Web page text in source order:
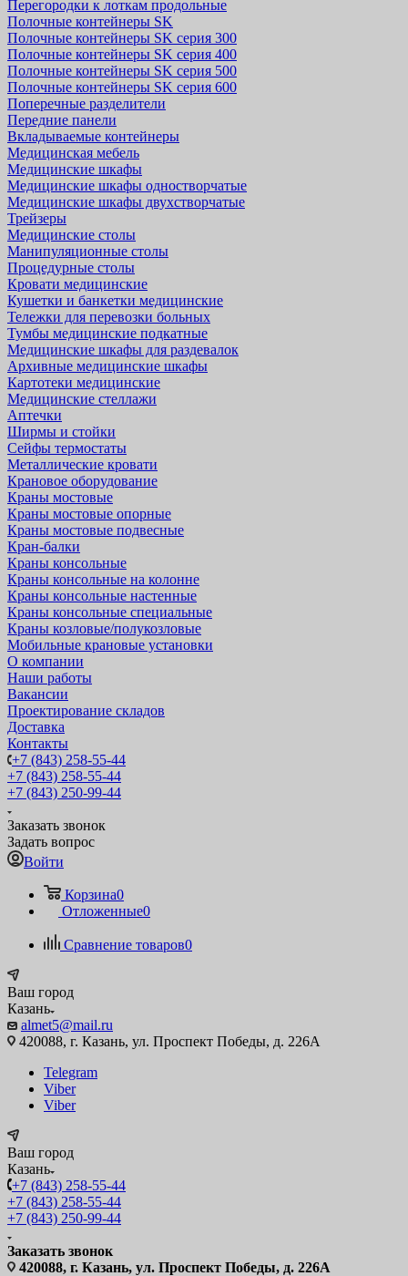
Перегородки к лоткам продольные
Полочные контейнеры SK
Полочные контейнеры SK серия 300
Полочные контейнеры SK серия 400
Полочные контейнеры SK серия 500
Полочные контейнеры SK серия 600
Поперечные разделители
Передние панели
Вкладываемые контейнеры
Медицинская мебель
Медицинские шкафы
Медицинские шкафы одностворчатые
Медицинские шкафы двухстворчатые
Трейзеры
Медицинские столы
Манипуляционные столы
Процедурные столы
Кровати медицинские
Кушетки и банкетки медицинские
Тележки для перевозки больных
Тумбы медицинские подкатные
Медицинские шкафы для раздевалок
Архивные медицинские шкафы
Картотеки медицинские
Медицинские стеллажи
Аптечки
Ширмы и стойки
Сейфы термостаты
Металлические кровати
Крановое оборудование
Краны мостовые
Краны мостовые опорные
Краны мостовые подвесные
Кран-балки
Краны консольные
Краны консольные на колонне
Краны консольные настенные
Краны консольные специальные
Краны козловые/полукозловые
Мобильные крановые установки
О компании
Наши работы
Вакансии
Проектирование складов
Доставка
Контакты
+7 (843) 258-55-44
+7 (843) 258-55-44
+7 (843) 250-99-44
Заказать звонок
Задать вопрос
Войти
Корзина0
Отложенные0
Сравнение товаров0
Ваш город
Казань
almet5@mail.ru
420088, г. Казань, ул. Проспект Победы, д. 226А
Telegram
Viber
Viber
Ваш город
Казань
+7 (843) 258-55-44
+7 (843) 258-55-44
+7 (843) 250-99-44
Заказать звонок
420088, г. Казань, ул. Проспект Победы, д. 226А